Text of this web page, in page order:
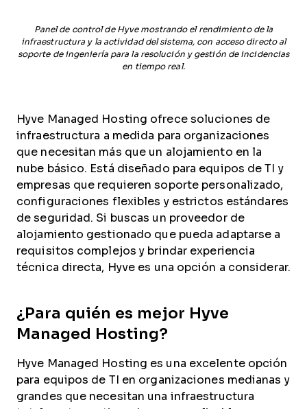
Panel de control de Hyve mostrando el rendimiento de la
infraestructura y la actividad del sistema, con acceso directo al
soporte de ingeniería para la resolución y gestión de incidencias
en tiempo real.
Hyve Managed Hosting ofrece soluciones de
infraestructura a medida para organizaciones
que necesitan más que un alojamiento en la
nube básico. Está diseñado para equipos de TI y
empresas que requieren soporte personalizado,
configuraciones flexibles y estrictos estándares
de seguridad. Si buscas un proveedor de
alojamiento gestionado que pueda adaptarse a
requisitos complejos y brindar experiencia
técnica directa, Hyve es una opción a considerar.
¿Para quién es mejor Hyve
Managed Hosting?
Hyve Managed Hosting es una excelente opción
para equipos de TI en organizaciones medianas y
grandes que necesitan una infraestructura